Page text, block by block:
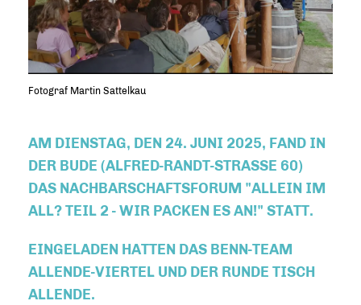
Fotograf Martin Sattelkau
AM DIENSTAG, DEN 24. JUNI 2025, FAND IN
DER BUDE (ALFRED-RANDT-STRASSE 60) D
AS NACHBARSCHAFTSFORUM "ALLEIN IM A
LL? TEIL 2 - WIR PACKEN ES AN!" STATT.
EINGELADEN HATTEN DAS BENN-TEAM
ALLENDE-VIERTEL UND DER RUNDE TISCH
ALLENDE.